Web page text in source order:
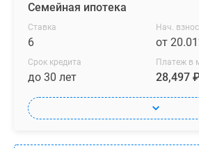
Семейная ипотека
Ставка
6
Нач. взнос
от
Срок кредита
до 30 лет
Платеж в
28,497